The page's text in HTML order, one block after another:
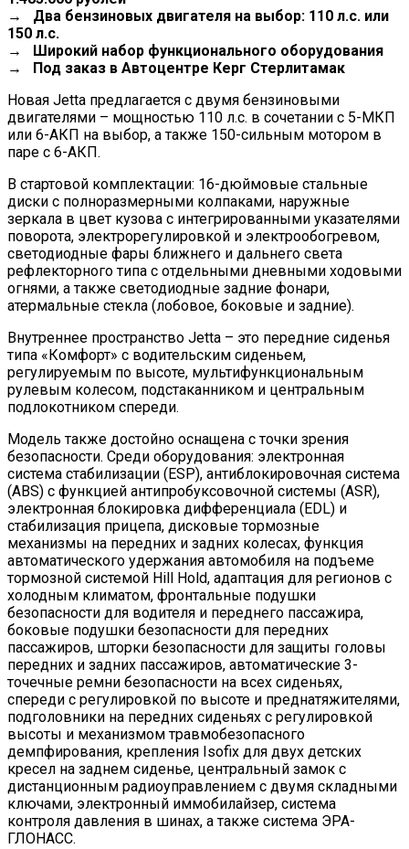
→ Два бензиновых двигателя на выбор: 110 л.с. или
150 л.с.
→ Широкий набор функционального оборудования
→ Под заказ в Автоцентре Керг Стерлитамак
Новая Jetta предлагается с двумя бензиновыми
двигателями – мощностью 110 л.с. в сочетании с 5-МКП
или 6-АКП на выбор, а также 150-сильным мотором в
паре с 6-АКП.
В стартовой комплектации: 16-дюймовые стальные
диски с полноразмерными колпаками, наружные
зеркала в цвет кузова с интегрированными указателями
поворота, электрорегулировкой и электрообогревом,
светодиодные фары ближнего и дальнего света
рефлекторного типа с отдельными дневными ходовыми
огнями, а также светодиодные задние фонари,
атермальные стекла (лобовое, боковые и задние).
Внутреннее пространство Jetta – это передние сиденья
типа «Комфорт» с водительским сиденьем,
регулируемым по высоте, мультифункциональным
рулевым колесом, подстаканником и центральным
подлокотником спереди.
Модель также достойно оснащена с точки зрения
безопасности. Среди оборудования: электронная
система стабилизации (ESP), антиблокировочная система
(ABS) с функцией антипробуксовочной системы (ASR),
электронная блокировка дифференциала (EDL) и
стабилизация прицепа, дисковые тормозные
механизмы на передних и задних колесах, функция
автоматического удержания автомобиля на подъеме
тормозной системой Hill Hold, адаптация для регионов с
холодным климатом, фронтальные подушки
безопасности для водителя и переднего пассажира,
боковые подушки безопасности для передних
пассажиров, шторки безопасности для защиты головы
передних и задних пассажиров, автоматические 3-
точечные ремни безопасности на всех сиденьях,
спереди с регулировкой по высоте и преднатяжителями,
подголовники на передних сиденьях с регулировкой
высоты и механизмом травмобезопасного
демпфирования, крепления Isofix для двух детских
кресел на заднем сиденье, центральный замок с
дистанционным радиоуправлением с двумя складными
ключами, электронный иммобилайзер, система
контроля давления в шинах, а также система ЭРА-
ГЛОНАСС.